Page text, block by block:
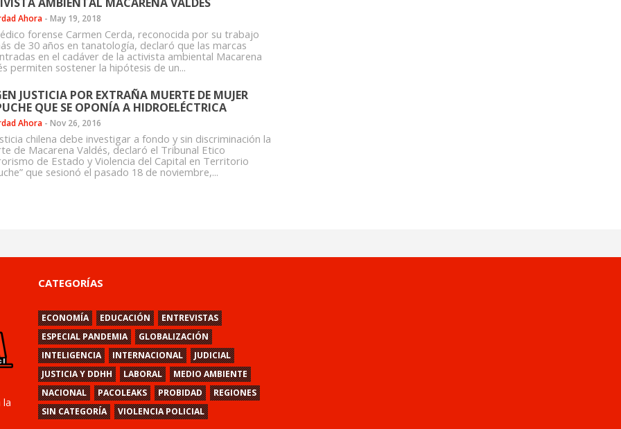
vínculos con jueces del Grupo Arauco de Angelini
La denuncia que Carabineros ignoró
a Clínica Las Condes, vinculada al ministro Jaime Mañalich
de oficiales de la FACH recontratados por la DGAC
Ahora - May 19, 2018
forense Carmen Cerda, reconocida por su trabajo
de 30 años en tanatología, declaró que las marcas
en el cadáver de la activista ambiental Macarena
permiten sostener la hipótesis de un...
JUSTICIA POR EXTRAÑA MUERTE DE MUJER
QUE SE OPONÍA A HIDROELÉCTRICA
Ahora - Nov 26, 2016
chilena debe investigar a fondo y sin discriminación la
de Macarena Valdés, declaró el Tribunal Etico
de Estado y Violencia del Capital en Territorio
que sesionó el pasado 18 de noviembre,...
la
CATEGORÍAS
ECONOMÍA EDUCACIÓN
ENTREVISTAS
ESPECIAL PANDEMIA
GLOBALIZACIÓN
INTELIGENCIA
INTERNACIONAL
JUDICIAL
JUSTICIA Y DDHH
LABORAL
MEDIO AMBIENTE
NACIONAL
PACOLEAKS PROBIDAD
REGIONES
SIN CATEGORÍA
VIOLENCIA POLICIAL